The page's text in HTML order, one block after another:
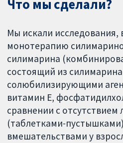
Что мы сделали?
Мы искали исследования,
монотерапию
силимарина
состоящий из
солюбилизирующими
витамин Е,
сравнении с отсутствием
(таблетками-
вмешательствами у